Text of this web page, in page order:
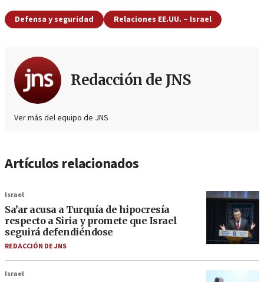
Defensa y seguridad Relaciones EE.UU. – Israel
Redacción de JNS
Ver más del equipo de JNS
Artículos relacionados
Israel
Sa’ar acusa a Turquía de hipocresía
respecto a Siria y promete que Israel
seguirá defendiéndose
REDACCIÓN DE JNS
Israel